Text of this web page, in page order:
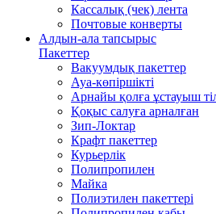
Кассалық (чек) лента
Почтовые конверты
Алдын-ала тапсырыс
Пакеттер
Вакуумдық пакеттер
Ауа-көпіршікті
Арнайы қолға ұстауыш
Қоқыс салуға арналған
Зип-Локтар
Крафт пакеттер
Курьерлік
Полипропилен
Майка
Полиэтилен пакеттері